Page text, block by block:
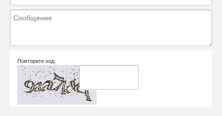
Повторите код: